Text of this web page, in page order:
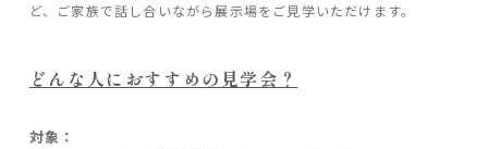
ど、ご家族で話し合いながら展示場をご見学いただけます。
どんな人におすすめの見学会？
対象：